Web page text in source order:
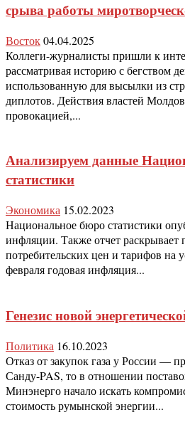
срыва работы
Восток04.04.2025
Коллеги-журналисты пришли к
рассматривая историю с бегством
использованную для высылки из
диплотов. Действия властей
провокацией,...
Анализируем данные
статистики
Экономика 15.02.2023
Национальное бюро статистики
инфляции. Также отчет раскрывает
потребительских цен и тарифов
февраля годовая инфляция...
Генезис новой
Политика 16.10.2023
Отказ от закупок газа у России —
Санду-PAS, то в отношении
Минэнерго начало искать
стоимость румынской энергии...